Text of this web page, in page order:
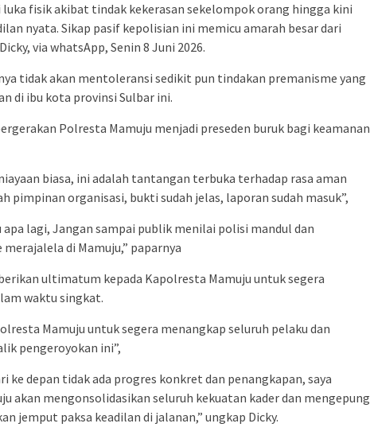
fisik akibat tindak kekerasan sekelompok orang hingga kini
nyata. Sikap pasif kepolisian ini memicu amarah besar dari
via whatsApp, Senin 8 Juni 2026.
tidak akan mentoleransi sedikit pun tindakan premanisme yang
di ibu kota provinsi Sulbar ini.
Polresta Mamuju menjadi preseden buruk bagi keamanan
biasa, ini adalah tantangan terbuka terhadap rasa aman
pimpinan organisasi, bukti sudah jelas, laporan sudah masuk”,
lagi, Jangan sampai publik menilai polisi mandul dan
di Mamuju,” paparnya
ultimatum kepada Kapolresta Mamuju untuk segera
waktu singkat.
Mamuju untuk segera menangkap seluruh pelaku dan
pengeroyokan ini”,
ke depan tidak ada progres konkret dan penangkapan, saya
akan mengonsolidasikan seluruh kekuatan kader dan mengepung
jemput paksa keadilan di jalanan,” ungkap Dicky.